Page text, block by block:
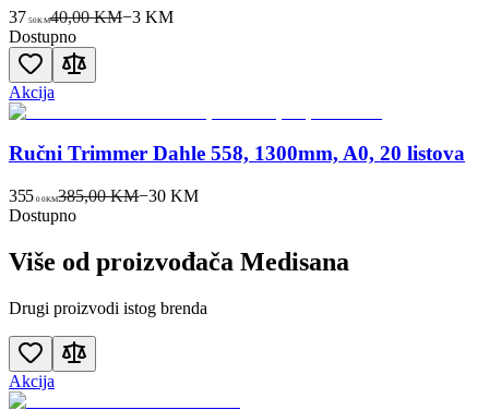
37 50KM40,00 KM−3KM
Dostupno
Akcija
Ručni Trimmer Dahle 558, 1300mm, A0, 20 listova
355 00KM385,00 KM−30 KM
Dostupno
Više od proizvođača Medisana
Drugi proizvodi istog brenda
Akcija